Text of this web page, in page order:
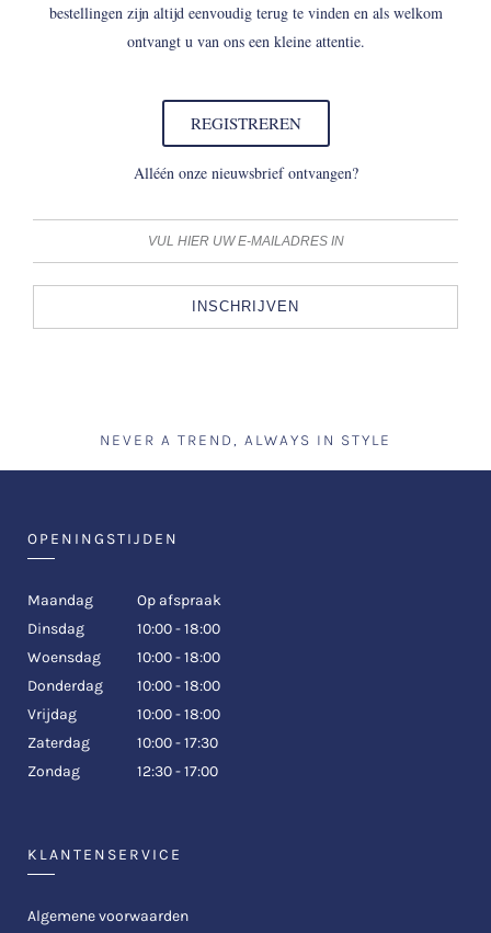
bestellingen zijn altijd eenvoudig terug te vinden en als welkom
ontvangt u van ons een kleine attentie.
REGISTREREN
Alléén onze nieuwsbrief ontvangen?
INSCHRIJVEN
NEVER A TREND, ALWAYS IN STYLE
OPENINGSTIJDEN
Maandag
Op afspraak
Dinsdag
10:00 - 18:00
Woensdag
10:00 - 18:00
Donderdag
10:00 - 18:00
Vrijdag
10:00 - 18:00
Zaterdag
10:00 - 17:30
Zondag
12:30 - 17:00
KLANTENSERVICE
Algemene voorwaarden